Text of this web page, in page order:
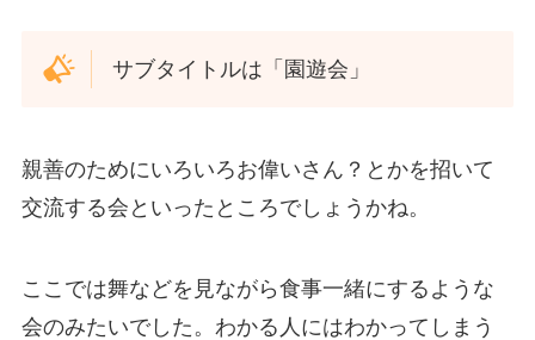
サブタイトルは「園遊会」
親善のためにいろいろお偉いさん？とかを招いて
交流する会といったところでしょうかね。
ここでは舞などを見ながら食事一緒にするような
会のみたいでした。わかる人にはわかってしまう